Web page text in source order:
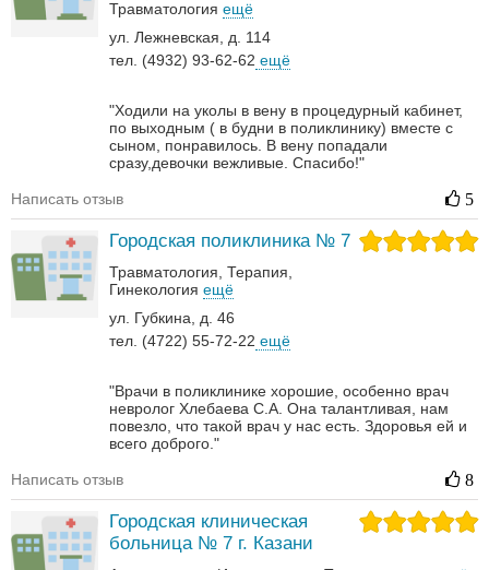
Травматология ещё
ул. Лежневская, д. 114
тел. (4932) 93-62-62 ещё
"Ходили на уколы в вену в процедурный кабинет,
по выходным ( в будни в поликлинику) вместе с
сыном, понравилось. В вену попадали
сразу,девочки вежливые. Спасибо!"
Написать отзыв 5
Городская поликлиника № 7
Травматология Терапия
Гинекология ещё
ул. Губкина, д. 46
тел. (4722) 55-72-22 ещё
"Врачи в поликлинике хорошие, особенно врач
невролог Хлебаева С.А. Она талантливая, нам
повезло, что такой врач у нас есть. Здоровья ей и
всего доброго."
Написать отзыв 8
Городская клиническая
больница № 7 г. Казани